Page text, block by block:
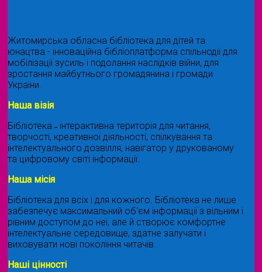
Житомирська обласна бібліотека для дітей та
юнацтва - інноваційна бібліоплатформа спільнодії для
мобілізації зусиль і подолання наслідків війни, для
зростання майбутнього громадянина і громади
України.
Наша візія
Бібліотека ˗ інтерактивна територія для читання,
творчості, креативної діяльності, спілкування та
інтелектуального дозвілля, навігатор у друкованому
та цифровому світі інформації.
Наша місія
Бібліотека для всіх і для кожного. Бібліотека не лише
забезпечує максимальний об'єм інформації з вільним і
рівним доступом до неї, але й створює комфортне
інтелектуальне середовище, здатне залучати і
виховувати нові покоління читачів.
Наші цінності